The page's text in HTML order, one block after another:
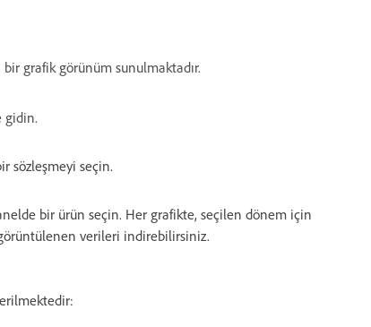
grafik görünüm sunulmaktadır.
gidin.
sözleşmeyi seçin.
bir ürün seçin. Her grafikte, seçilen dönem için
verileri indirebilirsiniz.